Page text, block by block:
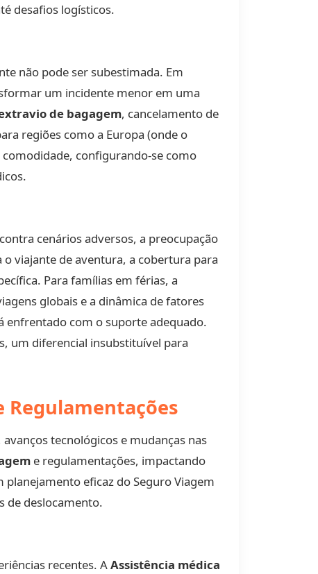
desafios logísticos.
não pode ser subestimada. Em
um incidente menor em uma
de bagagem, cancelamento de
regiões como a Europa (onde o
configurando-se como
cenários adversos, a preocupação
viajante de aventura, a cobertura para
Para famílias em férias, a
globais e a dinâmica de fatores
enfrentado com o suporte adequado.
um diferencial insubstituível para
Regulamentações
tecnológicos e mudanças nas
e regulamentações, impactando
planejamento eficaz do Seguro Viagem
de deslocamento.
recentes. AAssistência médica